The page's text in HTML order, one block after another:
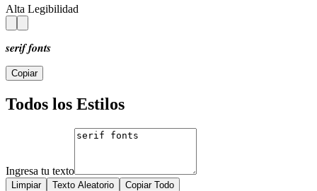
Alta Legibilidad
𝒔𝒆𝒓𝒊𝒇 𝒇𝒐𝒏𝒕𝒔
Copiar
Todos los Estilos
Ingresa tu texto
Limpiar Texto Aleatorio Copiar Todo